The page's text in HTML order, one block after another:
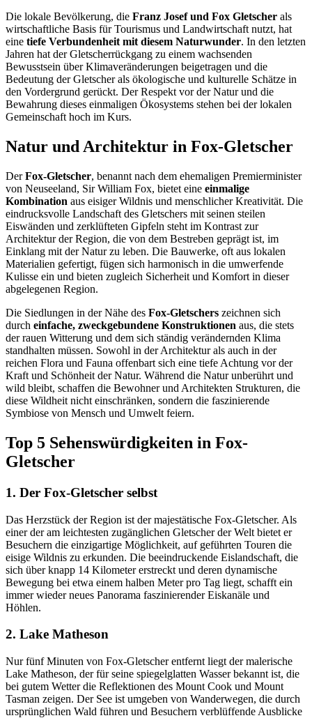
Die lokale Bevölkerung, die Franz Josef und Fox Gletscher als
wirtschaftliche Basis für Tourismus und Landwirtschaft nutzt, hat
eine tiefe Verbundenheit mit diesem Naturwunder. In den letzten
Jahren hat der Gletscherrückgang zu einem wachsenden
Bewusstsein über Klimaveränderungen beigetragen und die
Bedeutung der Gletscher als ökologische und kulturelle Schätze in
den Vordergrund gerückt. Der Respekt vor der Natur und die
Bewahrung dieses einmaligen Ökosystems stehen bei der lokalen
Gemeinschaft hoch im Kurs.
Natur und Architektur in Fox-Gletscher
DerFox-Gletscher, benannt nach dem ehemaligen Premierminister
von Neuseeland, Sir William Fox, bietet eine einmalige
Kombination aus eisiger Wildnis und menschlicher Kreativität. Die
eindrucksvolle Landschaft des Gletschers mit seinen steilen
Eiswänden und zerklüfteten Gipfeln steht im Kontrast zur
Architektur der Region, die von dem Bestreben geprägt ist, im
Einklang mit der Natur zu leben. Die Bauwerke, oft aus lokalen
Materialien gefertigt, fügen sich harmonisch in die umwerfende
Kulisse ein und bieten zugleich Sicherheit und Komfort in dieser
abgelegenen Region.
Die Siedlungen in der Nähe des Fox-Gletschers zeichnen sich
durch einfache, zweckgebundene Konstruktionen aus, die stets
der rauen Witterung und dem sich ständig verändernden Klima
standhalten müssen. Sowohl in der Architektur als auch in der
reichen Flora und Fauna offenbart sich eine tiefe Achtung vor der
Kraft und Schönheit der Natur. Während die Natur unberührt und
wild bleibt, schaffen die Bewohner und Architekten Strukturen, die
diese Wildheit nicht einschränken, sondern die faszinierende
Symbiose von Mensch und Umwelt feiern.
Top 5 Sehenswürdigkeiten in Fox-
Gletscher
1. Der Fox-Gletscher selbst
Das Herzstück der Region ist der majestätische Fox-Gletscher. Als
einer der am leichtesten zugänglichen Gletscher der Welt bietet er
Besuchern die einzigartige Möglichkeit, auf geführten Touren die
eisige Wildnis zu erkunden. Die beeindruckende Eislandschaft, die
sich über knapp 14 Kilometer erstreckt und deren dynamische
Bewegung bei etwa einem halben Meter pro Tag liegt, schafft ein
immer wieder neues Panorama faszinierender Eiskanäle und
Höhlen.
2. Lake Matheson
Nur fünf Minuten von Fox-Gletscher entfernt liegt der malerische
Lake Matheson, der für seine spiegelglatten Wasser bekannt ist, die
bei gutem Wetter die Reflektionen des Mount Cook und Mount
Tasman zeigen. Der See ist umgeben von Wanderwegen, die durch
ursprünglichen Wald führen und Besuchern verblüffende Ausblicke